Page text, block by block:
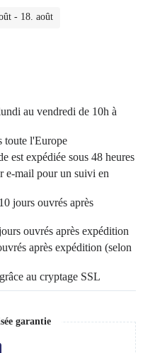
- 18. août
au vendredi de 10h à
l'Europe
est expédiée sous 48 heures
e-mail pour un suivi en
jours ouvrés après
ouvrés après expédition
après expédition (selon
au cryptage SSL
garantie